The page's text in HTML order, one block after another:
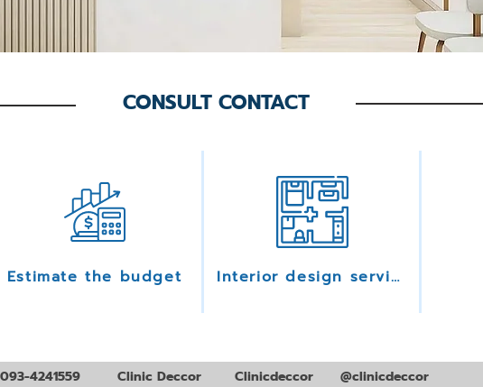
CONSULT CONTACT
Estimate the budget Interior design services
093-4241559 Clinic Deccor Clinicdeccor @clinicdeccor